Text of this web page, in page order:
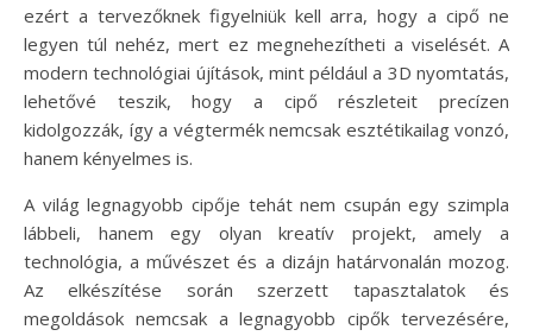
ezért a tervezőknek figyelniük kell arra, hogy a cipő ne
legyen túl nehéz, mert ez megnehezítheti a viselését. A
modern technológiai újítások, mint például a 3D nyomtatás,
lehetővé teszik, hogy a cipő részleteit precízen
kidolgozzák, így a végtermék nemcsak esztétikailag vonzó,
hanem kényelmes is.
A világ legnagyobb cipője tehát nem csupán egy szimpla
lábbeli, hanem egy olyan kreatív projekt, amely a
technológia, a művészet és a dizájn határvonalán mozog.
Az elkészítése során szerzett tapasztalatok és
megoldások nemcsak a legnagyobb cipők tervezésére,